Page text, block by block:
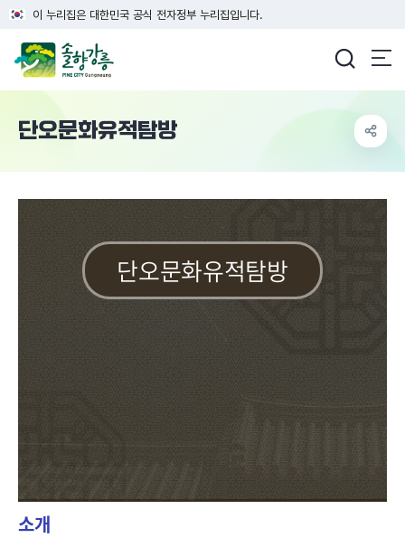
이 누리집은 대한민국 공식 전자정부 누리집입니다.
단오문화유적탐방
단오문화유적탐방
소개